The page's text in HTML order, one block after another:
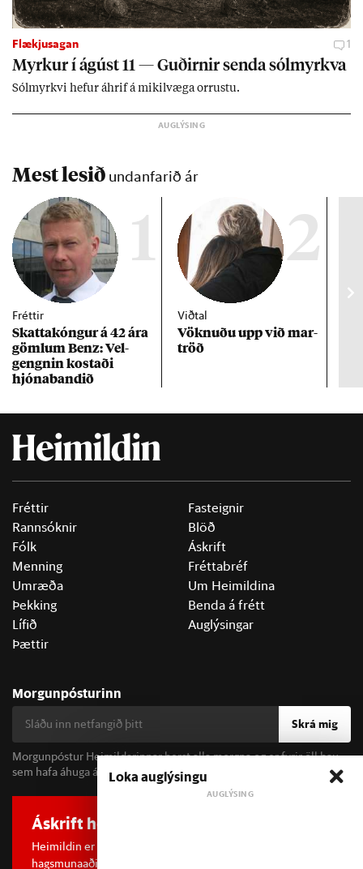
Flækjusagan 1
Myrk­ur í ág­úst 11 — Guð­irn­ir senda sól­myrkva
Sól­myrkvi hef­ur áhrif á mik­il­væga orr­ustu.
Mest lesið undanfarið ár
1
Fréttir
Skattakóng­ur á 42 ára
göml­um Benz: Vel­
gengn­in kostaði
hjóna­band­ið
2
Viðtal
Vökn­uðu upp við mar­
tröð
Fréttir
Rannsóknir
Fólk
Menning
Umræða
Þekking
Lífið
Þættir
Fasteignir
Blöð
Áskrift
Fréttabréf
Um Heimildina
Benda á frétt
Auglýsingar
Morgunpósturinn
Skrá mig
Morgunpóstur Heimildarinnar berst alla morgna og er fyrir öll þau
sem hafa áhuga á fréttum og þjóðfélagsumræðu.
Áskrift hefur áhrif
Heimildin er í dreifðu eignarhaldi og óháð
hagsmunaaðilum. Með því að kaupa áskrift að Heimildinni
Loka auglýsingu